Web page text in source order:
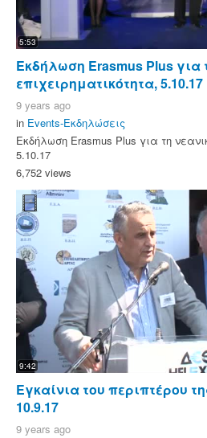
5:53
Εκδήλωση Erasmus Plus για
επιχειρηματικότητα, 5.10.17
9 years ago
in Events-Εκδηλώσεις
Εκδήλωση Erasmus Plus για τη
5.10.17
6,752 views
9:42
Εγκαίνια του περιπτέρου
10.9.17
9 years ago